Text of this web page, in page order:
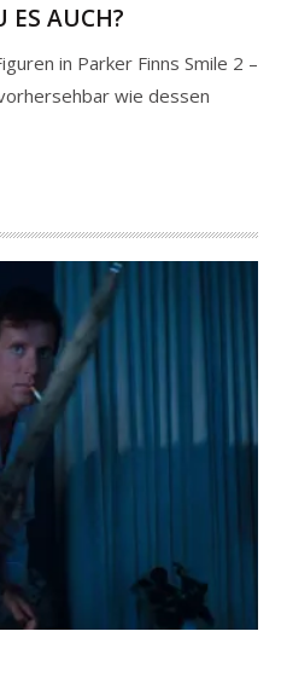
ES AUCH?
in Parker Finns Smile 2 –
wie dessen